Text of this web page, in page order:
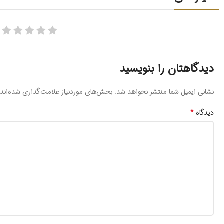
دیدگاهتان را بنویسید
نشانی ایمیل شما منتشر نخواهد شد. بخش‌های موردنیاز علامت‌گذاری
دیدگاه*